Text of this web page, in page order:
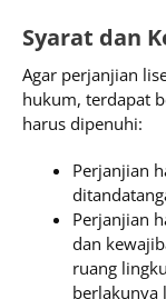
Syarat dan
Agar perjanjian
hukum, terdapat
harus dipenuhi:
Perjanjian
Perjanjian
dan
ruang
berlakunya